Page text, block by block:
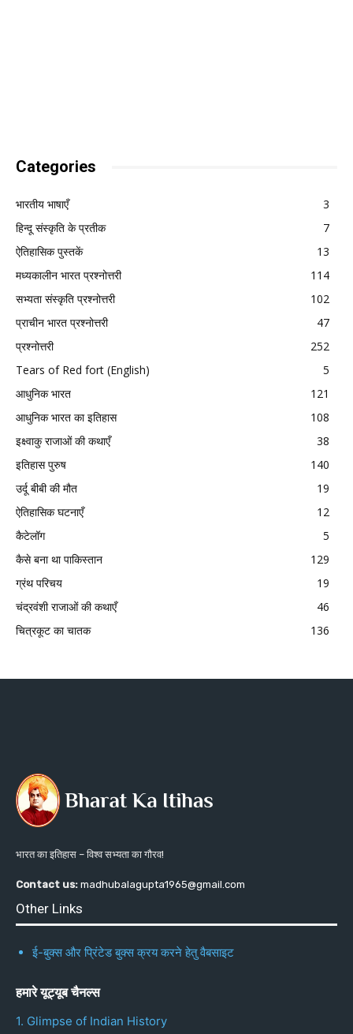
Categories
भारतीय भाषाएँ
3
हिन्दू संस्कृति के प्रतीक
7
ऐतिहासिक पुस्तकें
13
मध्यकालीन भारत प्रश्नोत्तरी
114
सभ्यता संस्कृति प्रश्नोत्तरी
102
प्राचीन भारत प्रश्नोत्तरी
47
प्रश्नोत्तरी
252
Tears of Red fort (English)
5
आधुनिक भारत
121
आधुनिक भारत का इतिहास
108
इक्ष्वाकु राजाओं की कथाएँ
38
इतिहास पुरुष
140
उर्दू बीबी की मौत
19
ऐतिहासिक घटनाएँ
12
कैटेलॉग
5
कैसे बना था पाकिस्तान
129
ग्रंथ परिचय
19
चंद्रवंशी राजाओं की कथाएँ
46
चित्रकूट का चातक
136
भारत का इतिहास – विश्व सभ्यता का गौरव!
Contact us: madhubalagupta1965@gmail.com
Other Links
ई-बुक्स और प्रिंटेड बुक्स क्रय करने हेतु वैबसाइट
हमारे यूट्यूब चैनल्स
1. Glimpse of Indian History